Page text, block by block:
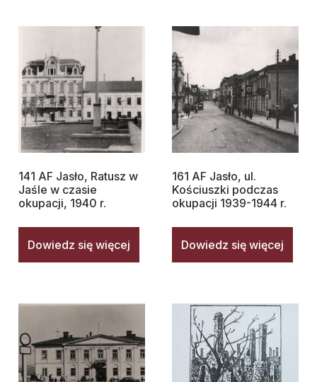
141 AF Jasło, Ratusz w
Jaśle w czasie
okupacji, 1940 r.
Dowiedz się więcej
161 AF Jasło, ul.
Kościuszki podczas
okupacji 1939-1944 r.
Dowiedz się więcej